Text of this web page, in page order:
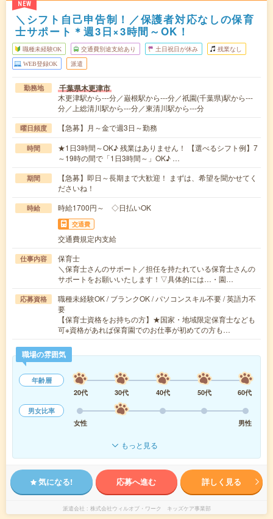
NEW
＼シフト自己申告制！／保護者対応なしの保育
士サポート＊週3日×3時間～OK！
職種未経験OK 交通費別途支給あり 土日祝日が休み 残業なし
WEB登録OK 派遣
勤務地 千葉県木更津市
木更津駅から---分／巌根駅から---分／祇園(千葉県)駅から---
分／上総清川駅から---分／東清川駅から---分
曜日頻度 【急募】月～金で週3日～勤務
時間
★1日3時間～OK♪ 残業はありません！ 【選べるシフト例】7
～19時の間で「1日3時間～」OK♪ …
期間
【急募】即日～長期まで大歓迎！ まずは、希望を聞かせてく
ださいね！
時給 時給1700円～ ◇日払いOK
交通費
交通費規定内支給
仕事内容
保育士
＼保育士さんのサポート／担任を持たれている保育士さんの
サポートをお願いいたします！▽具体的には…・園…
応募資格
職種未経験OK / ブランクOK / パソコンスキル不要 / 英語力不
要
【保育士資格をお持ちの方】★国家・地域限定保育士なども
可※資格があれば保育園でのお仕事が初めての方も…
職場の雰囲気
年齢層
20代
30代 40代 50代
60代
男女比率
女性
男性
もっと見る
気になる! 応募へ進む 詳しく見る
派遣会社 株式会社ウィルオブ・ワーク キッズケア事業部